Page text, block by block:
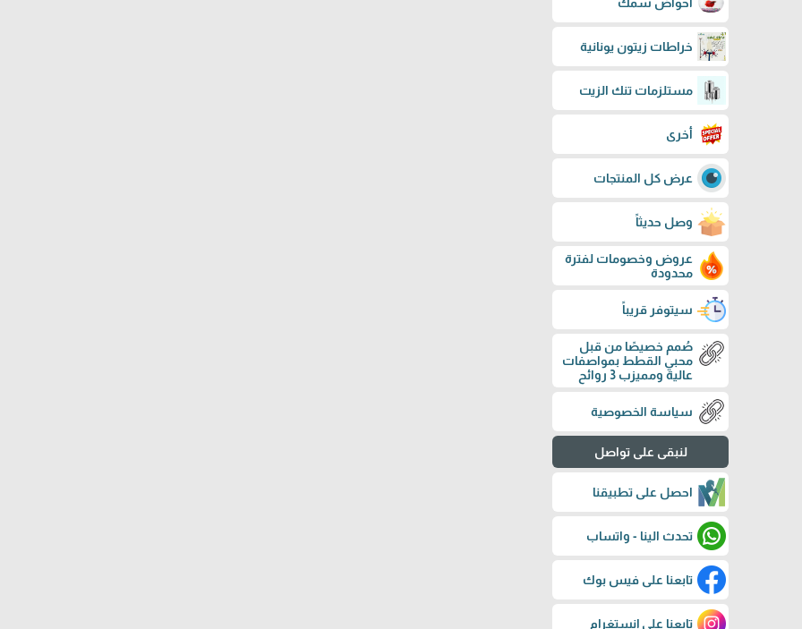
احواض سمك
خراطات زيتون يونانية
مستلزمات تنك الزيت
أخرى
عرض كل المنتجات
وصل حديثاً
عروض وخصومات لفترة
محدودة
سيتوفر قريباً
صُمم خصيصًا من قبل
محبي القطط بمواصفات
عالية ومميزب 3 روائح
سياسة الخصوصية
لنبقى على تواصل
احصل على تطبيقنا
تحدث الينا - واتساب
تابعنا على فيس بوك
تابعنا على إنستغرام